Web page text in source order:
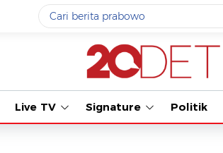
Yang sedang ramai dicari
data live draw sgp
#3prabowo
Live TV Signature Politik